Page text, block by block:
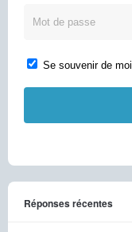
Se souvenir de moi
Réponses récentes